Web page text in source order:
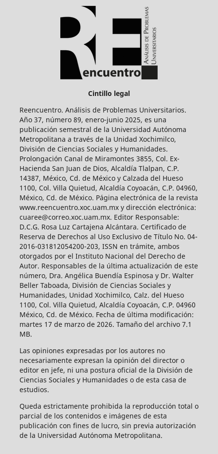
Cintillo legal
Reencuentro. Análisis de Problemas Universitarios.
Año 37, número 89, enero-junio 2025, es una
publicación semestral de la Universidad Autónoma
Metropolitana a través de la Unidad Xochimilco,
División de Ciencias Sociales y Humanidades.
Prolongación Canal de Miramontes 3855, Col. Ex-
Hacienda San Juan de Dios, Alcaldía Tlalpan, C.P.
14387, México, Cd. de México y Calzada del Hueso
1100, Col. Villa Quietud, Alcaldía Coyoacán, C.P. 04960,
México, Cd. de México. Página electrónica de la revista
www.reencuentro.xoc.uam.mx y dirección electrónica:
cuaree@correo.xoc.uam.mx. Editor Responsable:
D.C.G. Rosa Luz Cartajena Alcántara. Certificado de
Reserva de Derechos al Uso Exclusivo de Título No. 04-
2016-031812054200-203, ISSN en trámite, ambos
otorgados por el Instituto Nacional del Derecho de
Autor. Responsables de la última actualización de este
número, Dra. Angélica Buendía Espinosa y Dr. Walter
Beller Taboada, División de Ciencias Sociales y
Humanidades, Unidad Xochimilco, Calz. del Hueso
1100, Col. Villa Quietud, Alcaldía Coyoacán, C.P. 04960
México, Cd. de México. Fecha de última modificación:
martes 17 de marzo de 2026. Tamaño del archivo 7.1
MB.
Las opiniones expresadas por los autores no
necesariamente expresan la opinión del director o
editor en jefe, ni una postura oficial de la División de
Ciencias Sociales y Humanidades o de esta casa de
estudios.
Queda estrictamente prohibida la reproducción total o
parcial de los contenidos e imágenes de esta
publicación con fines de lucro, sin previa autorización
de la Universidad Autónoma Metropolitana.